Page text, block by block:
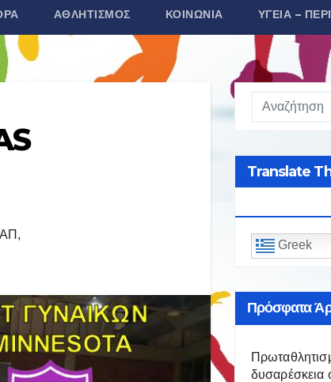
ΑΘΛΗΤΙΣΜΌΣ ΚΟΙΝΩΝΊΑ ΥΓΕΊΑ –
,
Translate
Greek
Πρόσφατα
δυσαρέσκεια